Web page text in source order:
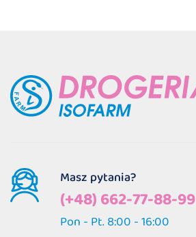
Masz pytania?
(+48) 662-77-88-99
Pon - Pt. 8:00 - 16:00